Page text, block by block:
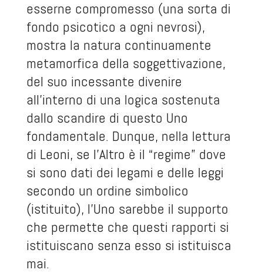
esserne compromesso (una sorta di
fondo psicotico a ogni nevrosi),
mostra la natura continuamente
metamorfica della soggettivazione,
del suo incessante divenire
all’interno di una logica sostenuta
dallo scandire di questo Uno
fondamentale. Dunque, nella lettura
di Leoni, se l’Altro è il “regime” dove
si sono dati dei legami e delle leggi
secondo un ordine simbolico
(istituito), l’Uno sarebbe il supporto
che permette che questi rapporti si
istituiscano senza esso si istituisca
mai.